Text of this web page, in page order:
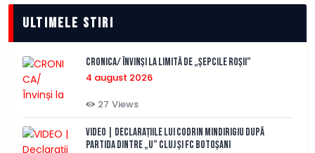
Ultimele stiri
CRONICA/ Învinși la limită de „Șepcile Roșii”
4 august 2026
27 Views
VIDEO | Declarațiile lui Codrin Mindirigiu după
partida dintre „U” Cluj și FC Botoșani